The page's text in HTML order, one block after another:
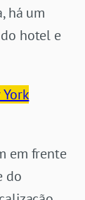
há um
hotel e
em frente
do